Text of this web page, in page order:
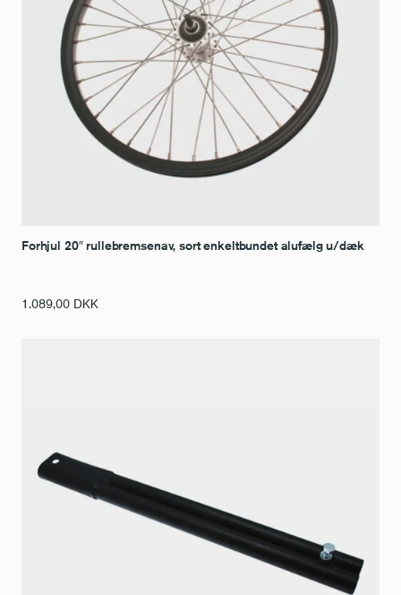
Forhjul 20″ rullebremsenav, sort enkeltbundet alufælg u/dæk
1.089,00 DKK